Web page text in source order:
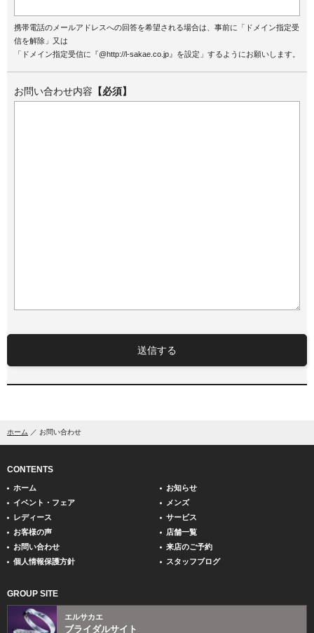
携帯電話のメールアドレスへの回答を希望される場合は、事前に「ドメイン指定受
信を解除」又は
「ドメイン指定受信に『@http://l-sakae.co.jp』を設定」するようにお願いします。
お問い合わせ内容 【必須】
送信する
ホーム お問い合わせ
CONTENTS
ホーム
お知らせ
イベント・フェア
メンズ
レディース
サービス
お客様の声
店舗一覧
お問い合わせ
来店のご予約
個人情報保護方針
スタッフブログ
GROUP SITE
エルサカエ
ブライダルサイト